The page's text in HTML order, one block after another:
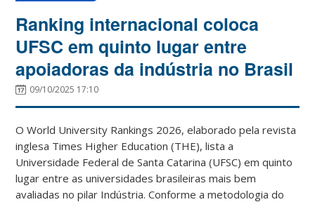
Ranking internacional coloca
UFSC em quinto lugar entre
apoiadoras da indústria no Brasil
09/10/2025 17:10
O World University Rankings 2026, elaborado pela revista
inglesa Times Higher Education (THE), lista a
Universidade Federal de Santa Catarina (UFSC) em quinto
lugar entre as universidades brasileiras mais bem
avaliadas no pilar Indústria. Conforme a metodologia do